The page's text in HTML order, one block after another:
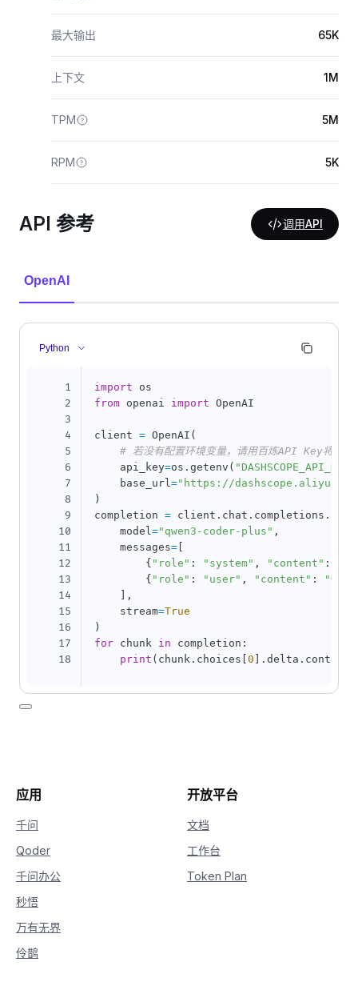
最大输出 65K
上下文 1M
TPM 5M
RPM 5K
API 参考 调用API
OpenAI
Python
1
2
3
4
5
6
7
8
9
10
11
12
13
14
15
16
17
18
import
from openai import OpenAI
client = OpenAI (
# 若没有配置环境变量，请用百炼API Key将
    api_key
=os . getenv ( "DASHSCOPE_API_KEY"
    base_url
="https://
)
completion = client . chat . completions .
    model
="qwen3-coder-plus" ,
    messages
=
{ "role" : "system" , "content" :
{ "role" : "user" , "content" :
"你是
,
    stream
=True
)
for chunk in completion :
print ( chunk . choices 0 . delta . content
应用
千问
Qoder
千问办公
秒悟
万有无界
伶鹊
开放平台
文档
工作台
Token Plan